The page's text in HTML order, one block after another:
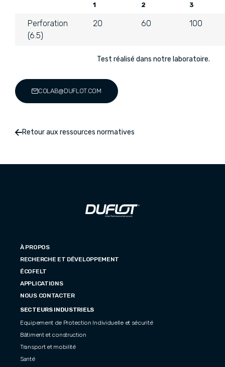
1
2
3
Perforation
(6.5)
20 60 100
Test réalisé dans notre laboratoire.
COLAB@DUFLOT.COM
Retour aux ressources normatives
À PROPOS
RECHERCHE ET DÉVELOPPEMENT
ÉCOFELT
APPLICATIONS
NOUS CONTACTER
SECTEURS INDUSTRIELS
Equipement de Protection Individuelle et sécurité
Bâtiment et construction
Transport et mobilité
Santé